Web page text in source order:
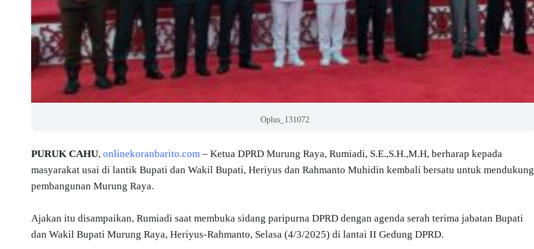
Oplus_131072
PURUK CAHU, onlinekoranbarito.com – Ketua DPRD Murung Raya, Rumiadi, S.E.,S.H.,M.H, berharap kepada
masyarakat usai di lantik Bupati dan Wakil Bupati, Heriyus dan Rahmanto Muhidin kembali bersatu untuk mendukung
pembangunan Murung Raya.
Ajakan itu disampaikan, Rumiadi saat membuka sidang paripurna DPRD dengan agenda serah terima jabatan Bupati
dan Wakil Bupati Murung Raya, Heriyus-Rahmanto, Selasa (4/3/2025) di lantai II Gedung DPRD.